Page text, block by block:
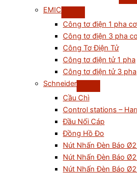
EMIC
Công tơ điện 1 pha
Công tơ điện 3 pha
Công Tơ Điện Tử
Công tơ điện tử 1 pha
Công tơ điện tử 3 pha
Schneider
Cầu Chì
Control stations –
Đầu Nối Cáp
Đồng Hồ Đo
Nút Nhấn Đèn Báo
Nút Nhấn Đèn Báo
Nút Nhấn Đèn Báo